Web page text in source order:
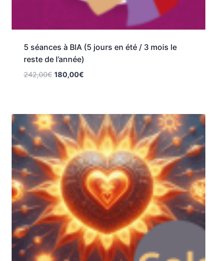
5 séances à BlA (5 jours en été / 3 mois le
reste de l’année)
242,00€ 180,00€